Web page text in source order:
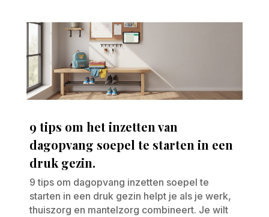
9 tips om het inzetten van
dagopvang soepel te starten in een
druk gezin.
9 tips om dagopvang inzetten soepel te
starten in een druk gezin helpt je als je werk,
thuiszorg en mantelzorg combineert. Je wilt